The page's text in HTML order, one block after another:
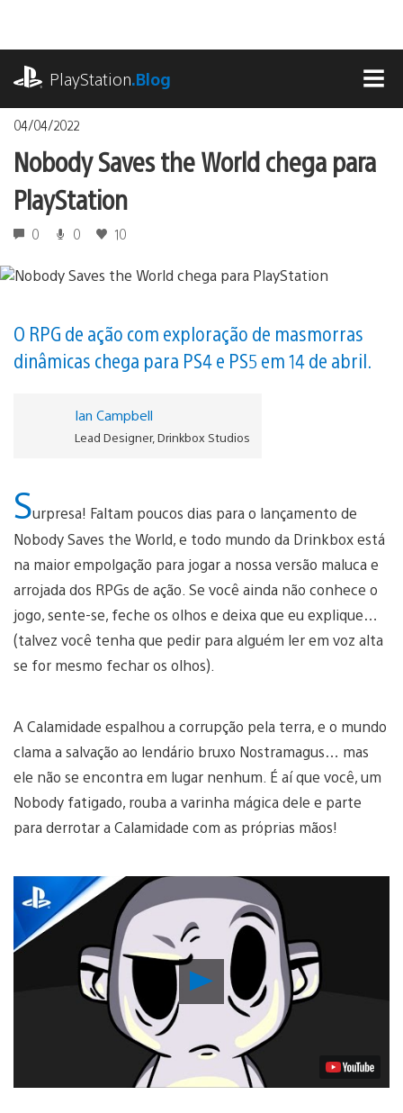
o
conteúdo
PlayStation.Blog
04/04/2022
Nobody Saves the World chega para
PlayStation
0 0 10
O RPG de ação com exploração de masmorras
dinâmicas chega para PS4 e PS5 em 14 de abril.
Ian Campbell
Lead Designer, Drinkbox Studios
Surpresa! Faltam poucos dias para o lançamento de
Nobody Saves the World, e todo mundo da Drinkbox está
na maior empolgação para jogar a nossa versão maluca e
arrojada dos RPGs de ação. Se você ainda não conhece o
jogo, sente-se, feche os olhos e deixa que eu explique…
(talvez você tenha que pedir para alguém ler em voz alta
se for mesmo fechar os olhos).
A Calamidade espalhou a corrupção pela terra, e o mundo
clama a salvação ao lendário bruxo Nostramagus… mas
ele não se encontra em lugar nenhum. É aí que você, um
Nobody fatigado, rouba a varinha mágica dele e parte
para derrotar a Calamidade com as próprias mãos!
Reproduzir
Vídeo